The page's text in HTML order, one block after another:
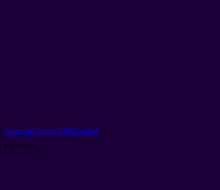
Assassins Creed 3 PS3Digital
$ 6.990,00